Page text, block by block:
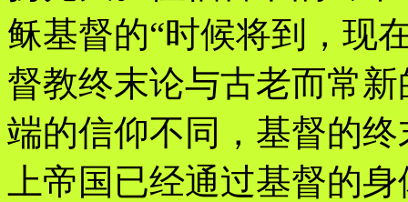
稣基督的“时候将到，现
督教终末论与古老而常
端的信仰不同，基督的
上帝国已经通过基督的